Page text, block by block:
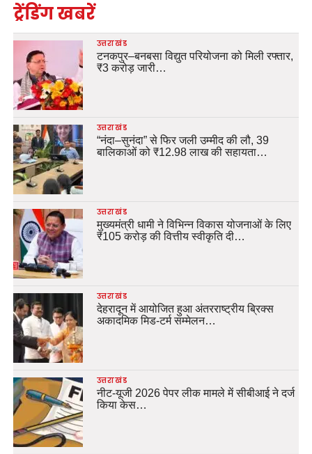
ट्रेंडिंग खबरें
उत्तराखंड
टनकपुर–बनबसा विद्युत परियोजना को मिली रफ्तार,
₹3 करोड़ जारी…
उत्तराखंड
“नंदा–सुनंदा” से फिर जली उम्मीद की लौ, 39
बालिकाओं को ₹12.98 लाख की सहायता…
उत्तराखंड
मुख्यमंत्री धामी ने विभिन्न विकास योजनाओं के लिए
₹105 करोड़ की वित्तीय स्वीकृति दी…
उत्तराखंड
देहरादून में आयोजित हुआ अंतरराष्ट्रीय ब्रिक्स
अकादमिक मिड-टर्म सम्मेलन…
उत्तराखंड
नीट-यूजी 2026 पेपर लीक मामले में सीबीआई ने दर्ज
किया केस…